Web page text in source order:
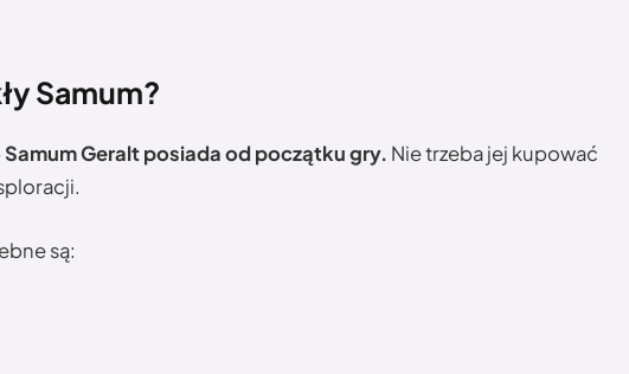
Samum?
Geralt posiada od początku gry. Nie trzeba jej kupować
są: